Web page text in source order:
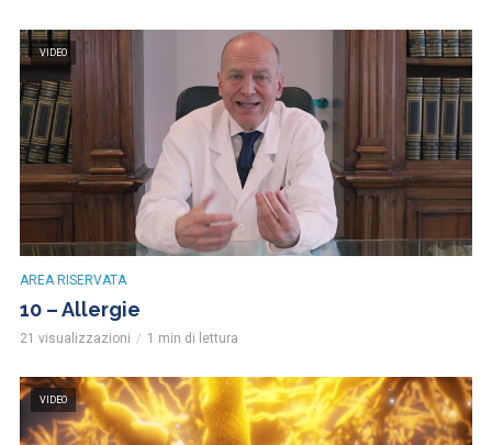
VIDEO
AREA RISERVATA
10 – Allergie
21 visualizzazioni 1 min di lettura
VIDEO